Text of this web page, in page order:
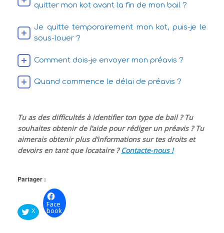
quitter mon kot avant la fin de mon bail ?
Je quitte temporairement mon kot, puis-je le
sous-louer ?
Comment dois-je envoyer mon préavis ?
Quand commence le délai de préavis ?
Tu as des difficultés à identifier ton type de bail ? Tu
souhaites obtenir de l’aide pour rédiger un préavis ? Tu
aimerais obtenir plus d’informations sur tes droits et
devoirs en tant que locataire ?Contacte-nous !
Partager :
X
Face
book